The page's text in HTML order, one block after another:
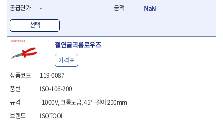
- 전지가위
- 정글칼
- 전정톱
- 접톱
- 고지톱
- 다목적가위
- 휠메저
- 마킹
-
선택
NaN
절연굴곡롱로우즈
119-0087
ISOTOOL
ISO-106-200
-1000V, 크롬도금, 45° -길이:200mm
가격표